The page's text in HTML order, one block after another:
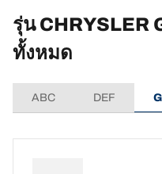
รุ่น CHRYSLER
ทั้งหมด
ABC DEF